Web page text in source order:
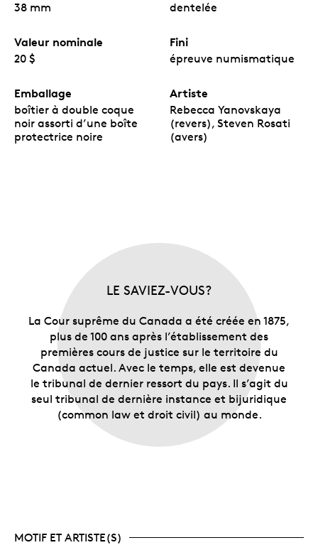
38 mm dentelée
Valeur nominale
20 $
Fini
épreuve numismatique
Emballage
boîtier à double coque
noir assorti d’une boîte
protectrice noire
Artiste
Rebecca Yanovskaya
(revers), Steven Rosati
(avers)
LE SAVIEZ-VOUS?
La Cour suprême du Canada a été créée en 1875,
plus de 100 ans après l’établissement des
premières cours de justice sur le territoire du
Canada actuel. Avec le temps, elle est devenue
le tribunal de dernier ressort du pays. Il s’agit du
seul tribunal de dernière instance et bijuridique
(common law et droit civil) au monde.
MOTIF ET ARTISTE(S)